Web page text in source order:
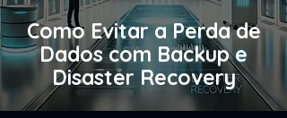
Como Evitar a Perda de
Dados com Backup e
Disaster Recovery